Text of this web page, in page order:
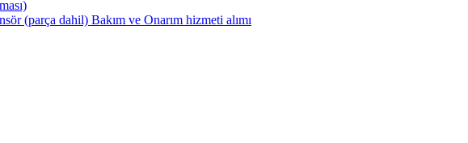
(parça dahil) Bakım ve Onarım hizmeti alımı